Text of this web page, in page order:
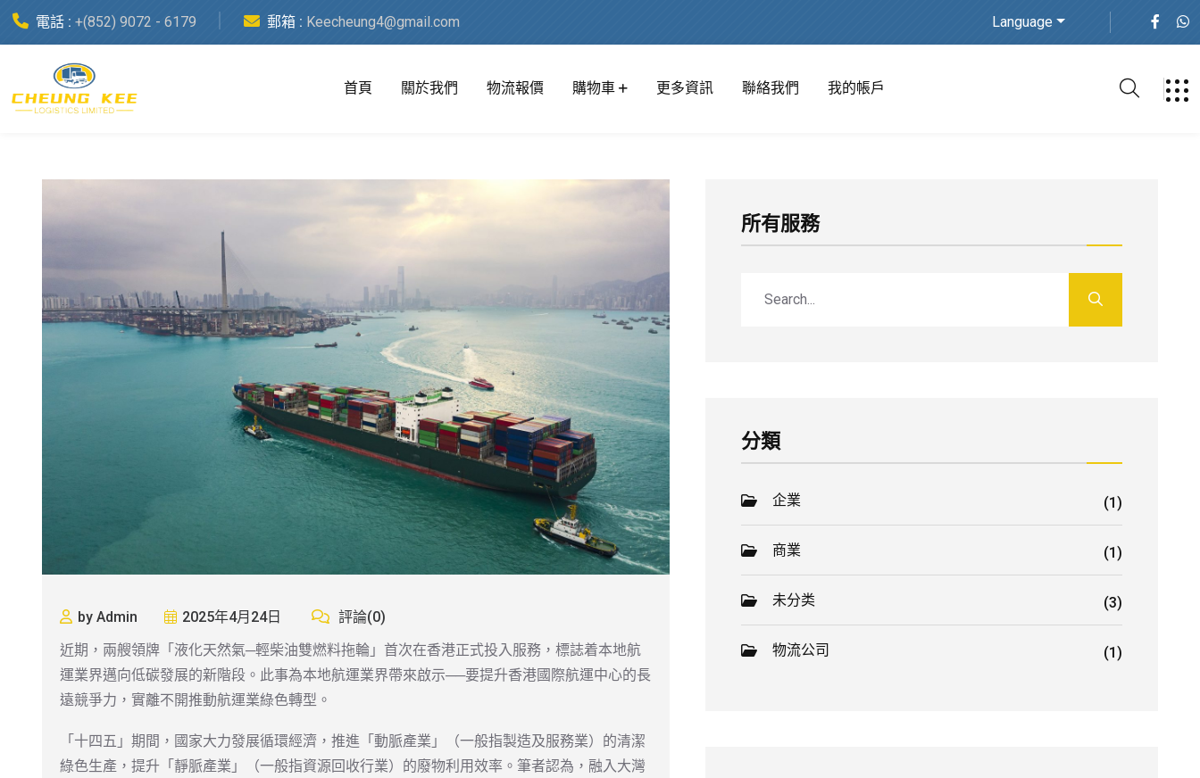
電話 : +(852) 9072 - 6179 郵箱 : Keecheung4@gmail.com Language
首頁 關於我們 物流報價 購物車 更多資訊 聯絡我們 我的帳戶
by Admin 2025年4月24日
評論(0)
近期，兩艘領牌「液化天然氣─輕柴油雙燃料拖輪」首次在香港正式投入服務，標誌着本地航
運業界邁向低碳發展的新階段。此事為本地航運業界帶來啟示──要提升香港國際航運中心的長
遠競爭力，實離不開推動航運業綠色轉型。
「十四五」期間，國家大力發展循環經濟，推進「動脈產業」（一般指製造及服務業）的清潔
綠色生產，提升「靜脈產業」（一般指資源回收行業）的廢物利用效率。筆者認為，融入大灣
所有服務
分類
企業 (1)
商業 (1)
未分类 (3)
物流公司 (1)